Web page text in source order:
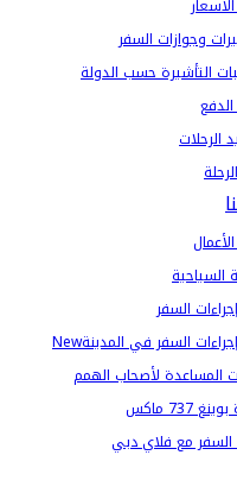
وجوازات السفر
التأشيرة حسب الدولة
الرحلات
السياحية
السفر
إجراءات السفر في المدينةNew
المساعدة لأصحاب الهمم
737 ماكس
السفر مع فلاي دبي